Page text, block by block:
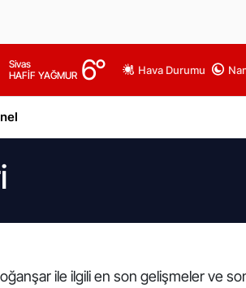
Sivas
HAFİF YAĞMUR 6° Hava Durumu
ile ilgili en son gelişmeler ve